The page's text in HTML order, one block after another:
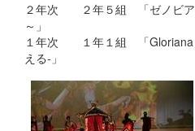
２年次 ２年５組 「ゼノビア
～」
１年次 １年１組 「Gloriana
える‐」